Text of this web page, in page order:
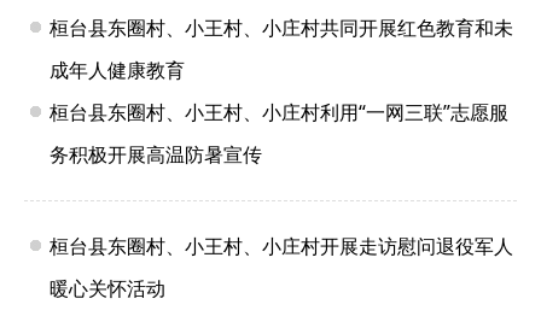
桓台县东圈村、小王村、小庄村共同开展红色教育和未
成年人健康教育
桓台县东圈村、小王村、小庄村利用“一网三联”志愿服
务积极开展高温防暑宣传
桓台县东圈村、小王村、小庄村开展走访慰问退役军人
暖心关怀活动